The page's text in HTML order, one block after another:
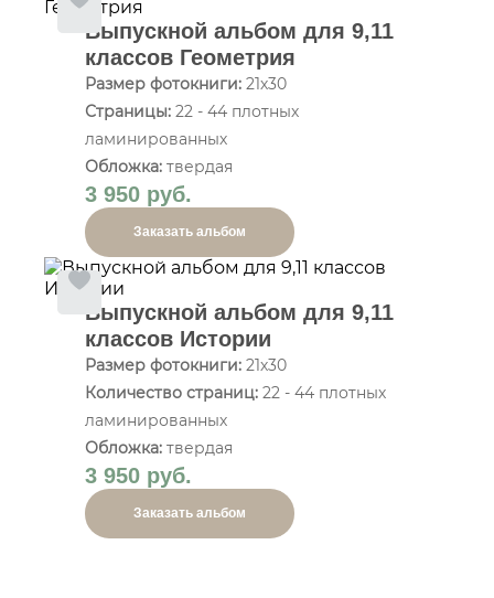
Выпускной альбом для 9,11
классов Геометрия
Размер фотокниги: 21х30
Страницы: 22 - 44 плотных
ламинированных
Обложка: твердая
3 950 руб.
Заказать альбом
Выпускной альбом для 9,11
классов Истории
Размер фотокниги: 21х30
Количество страниц: 22 - 44 плотных
ламинированных
Обложка: твердая
3 950 руб.
Заказать альбом